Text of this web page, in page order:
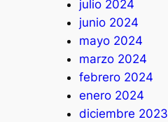
julio 2024
junio 2024
mayo 2024
marzo 2024
febrero 2024
enero 2024
diciembre 2023